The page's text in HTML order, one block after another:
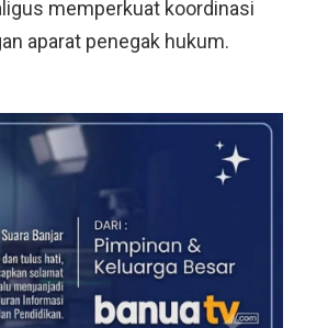
memperkuat koordinasi
aparat penegak hukum.